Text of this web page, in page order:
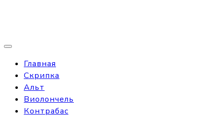
Главная
Скрипка
Альт
Виолончель
Контрабас